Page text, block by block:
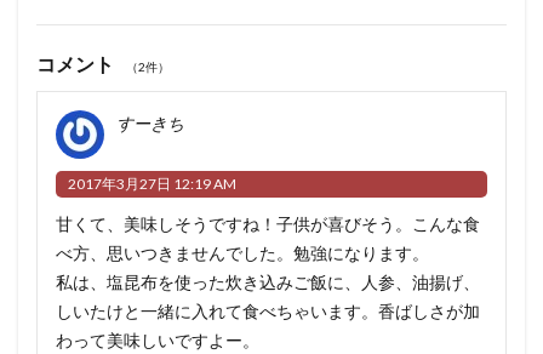
コメント （2件）
すーきち
2017年3月27日 12:19 AM
甘くて、美味しそうですね！子供が喜びそう。こんな食
べ方、思いつきませんでした。勉強になります。
私は、塩昆布を使った炊き込みご飯に、人参、油揚げ、
しいたけと一緒に入れて食べちゃいます。香ばしさが加
わって美味しいですよー。